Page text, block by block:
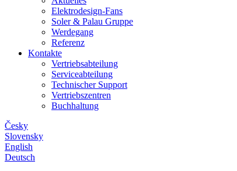
Elektrodesign-Fans
Soler & Palau Gruppe
Werdegang
Referenz
Kontakte
Vertriebsabteilung
Serviceabteilung
Technischer Support
Vertriebszentren
Buchhaltung
Česky
Slovensky
English
Deutsch